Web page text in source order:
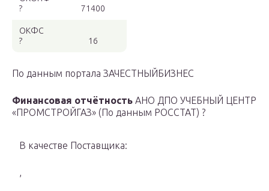
?
71400
ОКФС
?
16
По данным портала ЗАЧЕСТНЫЙБИЗНЕС
Финансовая отчётность АНО ДПО УЧЕБНЫЙ ЦЕНТР
«ПРОМСТРОЙГАЗ» (По данным РОССТАТ) ?
В качестве Поставщика:
,